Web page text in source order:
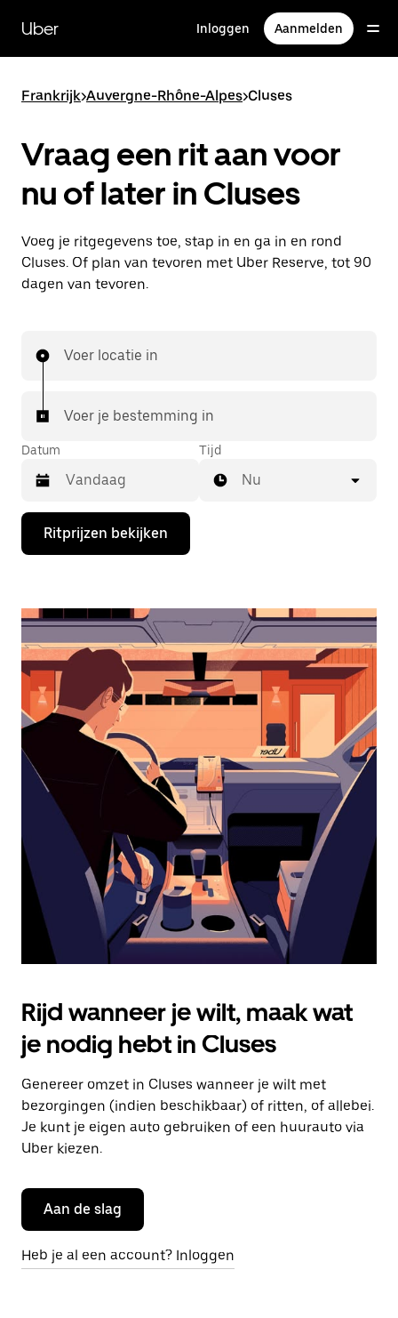
naar
hoofdinhoud
Uber Inloggen Aanmelden
Frankrijk>Auvergne-Rhône-Alpes>Cluses
Vraag een rit aan voor
nu of later in Cluses
Voeg je ritgegevens toe, stap in en ga in en rond
Cluses. Of plan van tevoren met Uber Reserve, tot 90
dagen van tevoren.
Voer locatie in
Voer je bestemming in
Datum
Druk
de
de
te
openen
een
datum
te
selecteren.
Druk
Escape
agenda
te
sluiten.
Tijd
Nu
Ritprijzen bekijken
Rijd wanneer je wilt, maak wat
je nodig hebt in Cluses
Genereer omzet in Cluses wanneer je wilt met
bezorgingen (indien beschikbaar) of ritten, of allebei.
Je kunt je eigen auto gebruiken of een huurauto via
Uber kiezen.
Aan de slag
Heb je al een account? Inloggen